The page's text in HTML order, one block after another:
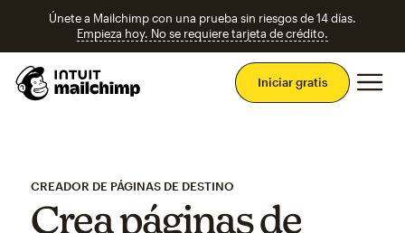
Únete a Mailchimp con una prueba sin riesgos de 14 días.
Empieza hoy. No se requiere tarjeta de crédito.
Iniciar gratis
CREADOR DE PÁGINAS DE DESTINO
Crea páginas de